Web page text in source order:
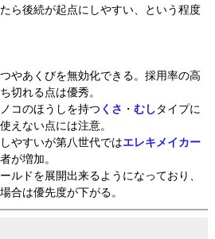
ら後続が起点にしやすい、という程度
やあくびを無効化できる。採用率の高
切れる点は優秀。
コのほうしを持つ くさ ・ むし タイプに
えない点には注意。
やすいが第八世代ではエレキメイカー
が増加。
ルドを展開出来るようになっており、
合は優先度が下がる。